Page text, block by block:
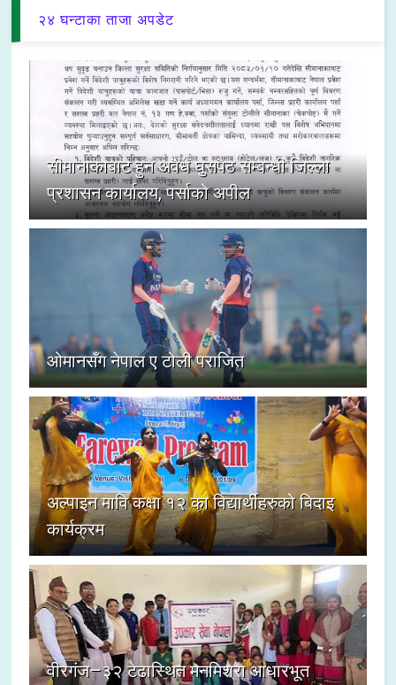
२४ घन्टाका ताजा अपडेट
सीमानाकाबाट हुने अवैध घुसपैठ सम्बन्धी जिल्ला
प्रशासन कार्यालय, पर्साको अपील
ओमानसँग नेपाल ए टोली पराजित
अल्पाइन मावि कक्षा १२ का विद्यार्थीहरुको बिदाइ
कार्यक्रम
वीरगंज–३२ टेढास्थित मनमिश्रा आधारभूत